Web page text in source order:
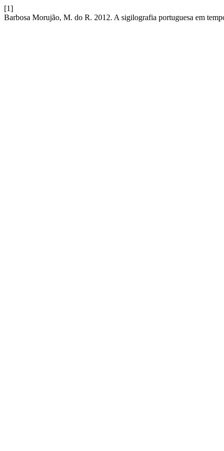
[1]
Barbosa Morujão, M. do R. 2012. A sigilografia portuguesa em